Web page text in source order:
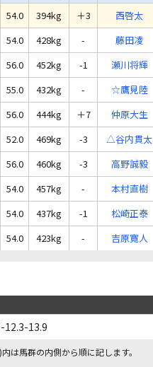
54.0 394kg ＋3 西啓太
54.0 428kg - 藤田凌
56.0 452kg -1 瀬川将輝
55.0 432kg - ☆鷹見陸
56.0 444kg ＋7 仲原大生
52.0 469kg -3 △谷内貫太
56.0 460kg -3 高野誠毅
54.0 457kg - 本村直樹
54.0 437kg -1 松崎正泰
54.0 423kg - 吉原寛人
12.3-13.9
は馬群の内側から順に記します。